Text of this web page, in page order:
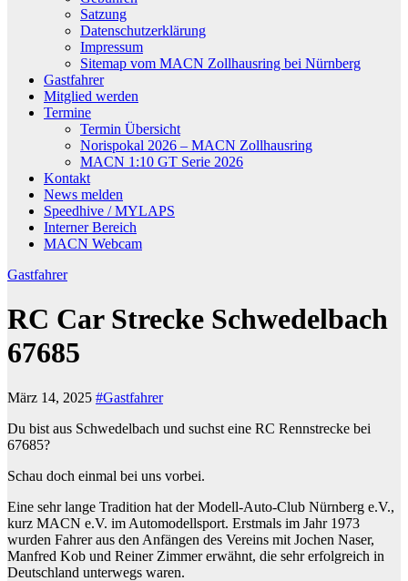
Satzung
Datenschutzerklärung
Impressum
Sitemap vom MACN Zollhausring bei Nürnberg
Gastfahrer
Mitglied werden
Termine
Termin Übersicht
Norispokal 2026 – MACN Zollhausring
MACN 1:10 GT Serie 2026
Kontakt
News melden
Speedhive / MYLAPS
Interner Bereich
MACN Webcam
Gastfahrer
RC Car Strecke Schwedelbach
67685
März 14, 2025 #Gastfahrer
Du bist aus Schwedelbach und suchst eine RC Rennstrecke bei
67685?
Schau doch einmal bei uns vorbei.
Eine sehr lange Tradition hat der Modell-Auto-Club Nürnberg e.V.,
kurz MACN e.V. im Automodellsport. Erstmals im Jahr 1973
wurden Fahrer aus den Anfängen des Vereins mit Jochen Naser,
Manfred Kob und Reiner Zimmer erwähnt, die sehr erfolgreich in
Deutschland unterwegs waren.